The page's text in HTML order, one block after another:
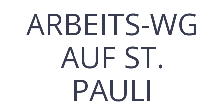
ARBEITS-WG
AUF ST.
PAULI